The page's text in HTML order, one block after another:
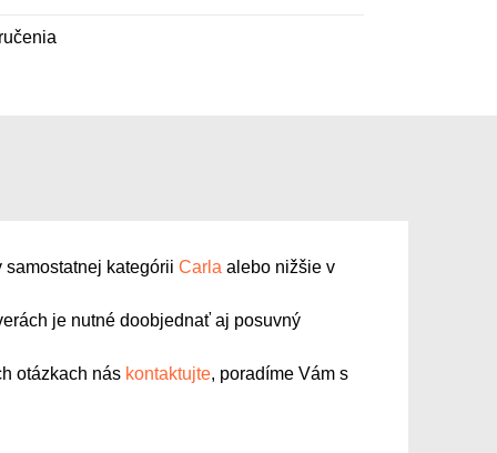
kategórii Carla alebo nižšie v
je nutné doobjednať aj posuvný
otázkach nás kontaktujte, poradíme Vám s